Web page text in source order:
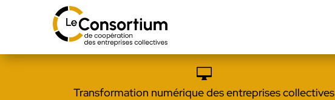

Transformation numérique des entreprises collectives